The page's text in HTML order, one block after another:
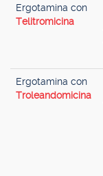
Ergotamina con
Telitromicina
Ergotamina con
Troleandomicina